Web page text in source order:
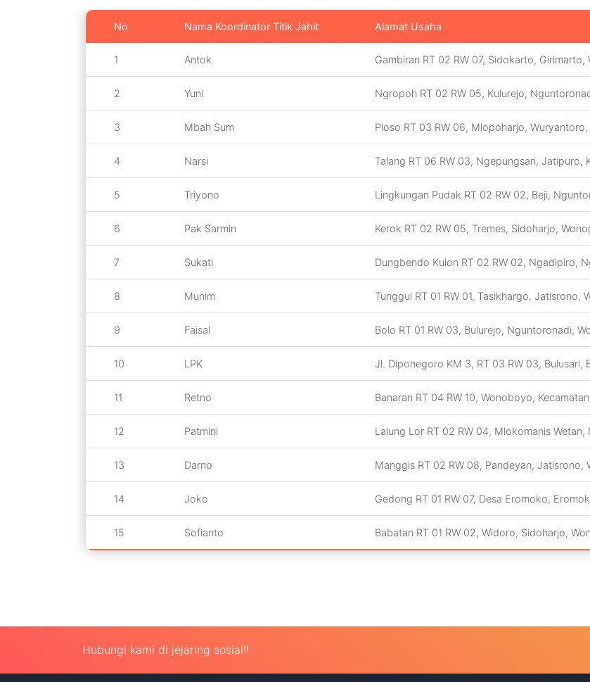
No Nama Koordinator Titik Jahit Alamat Usaha
1 Antok Gambiran RT 02 RW 07, Sidokarto, Girimarto,
2 Yuni Ngropoh RT 02 RW 05, Kulurejo,
3 Mbah Sum Ploso RT 03 RW 06, Mlopoharjo, Wuryantoro,
4 Narsi Talang RT 06 RW 03, Ngepungsari, Jatipuro,
5 Triyono Lingkungan Pudak RT 02 RW 02, Beji,
6 Pak Sarmin Kerok RT 02 RW 05, Tremes, Sidoharjo,
7 Sukati Dungbendo Kulon RT 02 RW 02, Ngadipiro,
8 Munim Tunggul RT 01 RW 01, Tasikhargo, Jatisrono,
9 Faisal Bolo RT 01 RW 03, Bulurejo, Nguntoronadi,
10 LPK Jl. Diponegoro KM 3, RT 03 RW 03, Bulusari,
11 Retno Banaran RT 04 RW 10, Wonoboyo,
12 Patmini Lalung Lor RT 02 RW 04, Mlokomanis
13 Darno Manggis RT 02 RW 08, Pandeyan, Jatisrono,
14 Joko Gedong RT 01 RW 07, Desa Eromoko,
15 Sofianto Babatan RT 01 RW 02, Widoro, Sidoharjo,
Hubungi kami di jejaring sosial!!